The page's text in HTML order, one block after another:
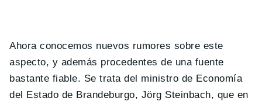
Ahora conocemos nuevos rumores sobre este
aspecto, y además procedentes de una fuente
bastante fiable. Se trata del ministro de Economía
del Estado de Brandeburgo, Jörg Steinbach, que en